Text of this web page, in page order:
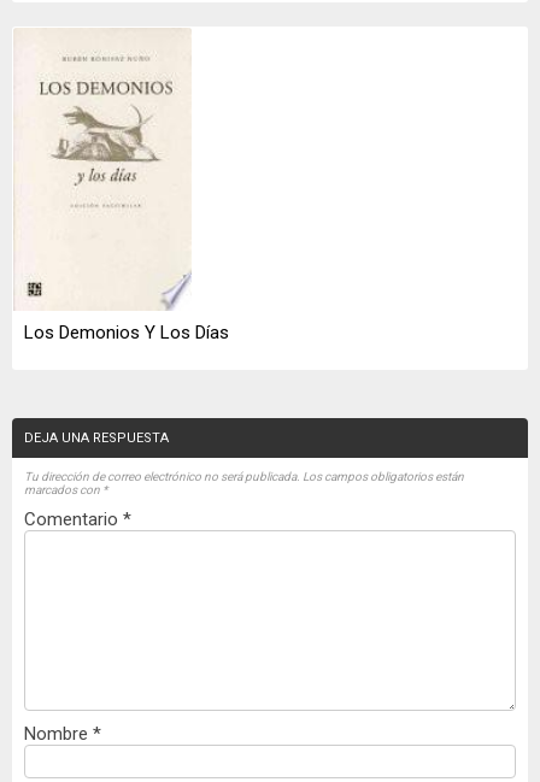
Los Demonios Y Los Días
DEJA UNA RESPUESTA
Tu dirección de correo electrónico no será publicada. Los campos obligatorios están
marcados con *
Comentario *
Nombre *